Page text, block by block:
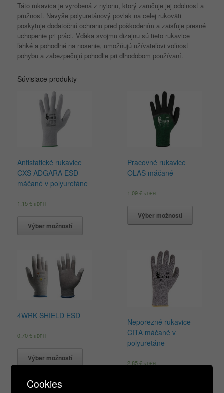
Táto rukavica je vyrobená z nylonu, ktorý zaručuje jej odolnosť a
pružnosť. Navyše polyuretánový povlak na celej rukoväti
poskytuje dodatočnú ochranu pred poškodením a zaisťuje presné
uchopenie pri práci. Vďaka svojmu dizajnu sú tieto rukavice
ľahké a pohodlné na nosenie, umožňujú užívateľovi voľnosť
pohybu a zabezpečujú pohodlie pri dlhodobom používaní.
Súvisiace produkty
Antistatické rukavice
CXS ADGARA ESD
máčané v polyuretáne
1,15€ s DPH
Výber možností
Pracovné rukavice
OLAS máčané
1,09€ s DPH
Výber možností
4WRK SHIELD ESD
0,70€ s DPH
Výber možností
Neporezné rukavice
CITA máčané v
polyuretáne
2,85€ s DPH
Cookies